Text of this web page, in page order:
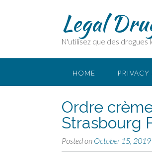
Legal
N'utilisez que des drogues
HOME
Ordre
Strasbourg
Posted on October 15, 2019